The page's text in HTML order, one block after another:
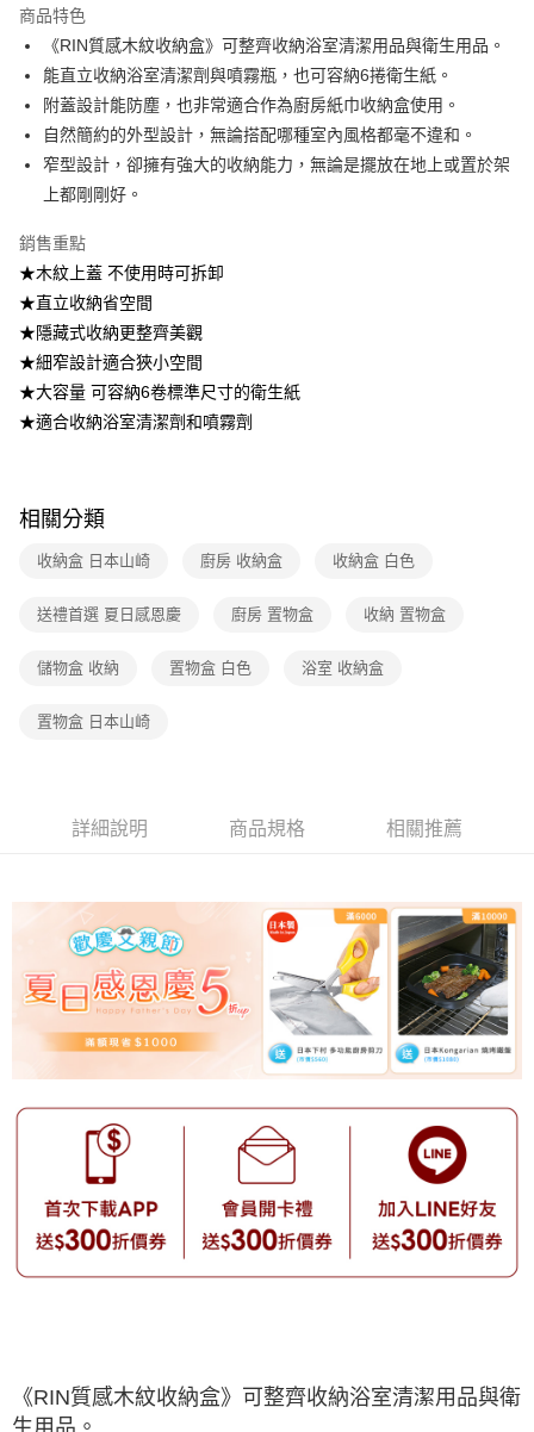
2.透過簡訊連結打開帳單後，可選擇「超商條碼／台灣大直營門市／銀行轉
【注意事項】
1.本服務係由「台灣大哥大股份有限公司」（以下簡稱本公司）所提供，讓
用戶於交易時，得透過本服務購買商品或服務，並由商店將買賣／分期付款
買賣價金債權讓與本公司後，依約使用本公司帳單繳交帳款。
2.基於同意付款使用「大哥付你分期」之契約關係目的，商店將以您的個人
由本公司與您本人進行分期帳單所需資料之確認、核對及更正。
商品特色
《RIN質感木紋收納盒》可整齊收納浴室清潔用品與衛生用品。
能直立收納浴室清潔劑與噴霧瓶，也可容納6捲衛生紙。
附蓋設計能防塵，也非常適合作為廚房紙巾收納盒使用。
自然簡約的外型設計，無論搭配哪種室內風格都毫不違和。
窄型設計，卻擁有強大的收納能力，無論是擺放在地上或置於架
上都剛剛好。
銷售重點
★木紋上蓋 不使用時可拆卸
★直立收納省空間
★隱藏式收納更整齊美觀
★細窄設計適合狹小空間
★大容量 可容納6卷標準尺寸的衛生紙
★適合收納浴室清潔劑和噴霧劑
相關分類
收納盒 日本山崎 廚房 收納盒 收納盒 白色
送禮首選 夏日感恩慶 廚房 置物盒 收納 置物盒
儲物盒 收納 置物盒 白色 浴室 收納盒
置物盒 日本山崎
詳細說明 商品規格 相關推薦
《RIN質感木紋收納盒》可整齊收納浴室清潔用品與衛
生用品。